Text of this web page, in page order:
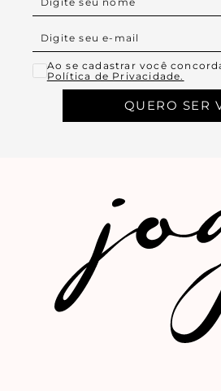
Ao se cadastrar você
Política de Privacidade.
QUERO SER